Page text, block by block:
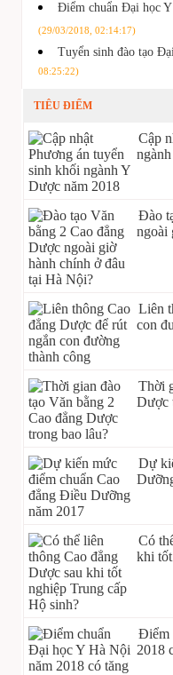
Điểm chuẩn Đại học
(29/03/2018, 02:14:17)
Tuyển sinh đào tạo
08:25:22)
TIÊU ĐIỂM
Cập
Đào
ngoài
Liên
con
Thời
Dược
Dự
Có
khi
Điểm
2018